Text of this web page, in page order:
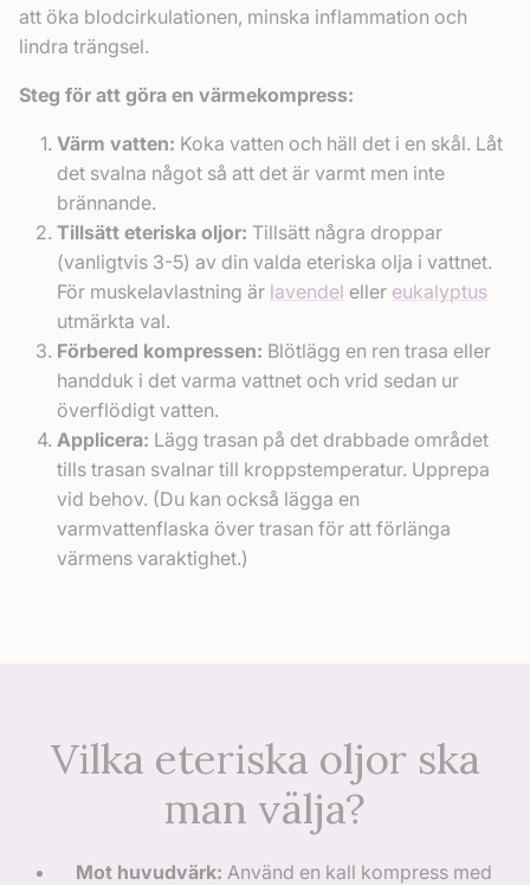
att öka blodcirkulationen, minska inflammation och
lindra trängsel.
Steg för att göra en värmekompress:
Värm vatten: Koka vatten och häll det i en skål. Låt
det svalna något så att det är varmt men inte
brännande.
Tillsätt eteriska oljor: Tillsätt några droppar
(vanligtvis 3-5) av din valda eteriska olja i vattnet.
För muskelavlastning är lavendel eller eukalyptus
utmärkta val.
Förbered kompressen: Blötlägg en ren trasa eller
handduk i det varma vattnet och vrid sedan ur
överflödigt vatten.
Applicera: Lägg trasan på det drabbade området
tills trasan svalnar till kroppstemperatur. Upprepa
vid behov. (Du kan också lägga en
varmvattenflaska över trasan för att förlänga
värmens varaktighet.)
Vilka eteriska oljor ska
man välja?
Mot huvudvärk: Använd en kall kompress med